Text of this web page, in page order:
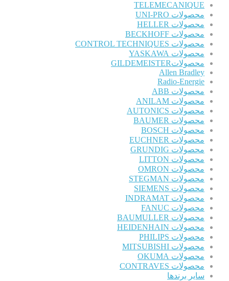
TELEMECANIQUE
محصولات UNI-PRO
محصولات HELLER
محصولات BECKHOFF
محصولات CONTROL TECHNIQUES
محصولات YASKAWA
محصولاتGILDEMEISTER
Allen Bradley
Radio-Energie
محصولات ABB
محصولات ANILAM
محصولات AUTONICS
محصولات BAUMER
محصولات BOSCH
محصولات EUCHNER
محصولات GRUNDIG
محصولات LITTON
محصولات OMRON
محصولات STEGMAN
محصولات SIEMENS
محصولات INDRAMAT
محصولات FANUC
محصولات BAUMULLER
محصولات HEIDENHAIN
محصولات PHILIPS
محصولات MITSUBISHI
محصولات OKUMA
محصولات CONTRAVES
سایر برندها